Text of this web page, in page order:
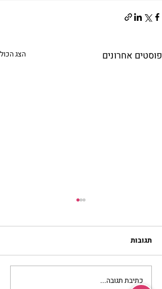
פוסטים אחרונים הצג הכול
סלט מצליבים | ג’סיקה
תגובות
כתיבת תגובה...